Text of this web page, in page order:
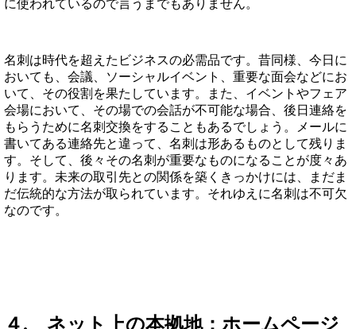
に使われているので言うまでもありません。
名刺は時代を超えたビジネスの必需品です。昔同様、今日に
おいても、会議、ソーシャルイベント、重要な面会などにお
いて、その役割を果たしています。また、イベントやフェア
会場において、その場での会話が不可能な場合、後日連絡を
もらうために名刺交換をすることもあるでしょう。メールに
書いてある連絡先と違って、名刺は形あるものとして残りま
す。そして、後々その名刺が重要なものになることが度々あ
ります。未来の取引先との関係を築くきっかけには、まだま
だ伝統的な方法が取られています。それゆえに名刺は不可欠
なのです。
４. ネット上の本拠地：ホームページ